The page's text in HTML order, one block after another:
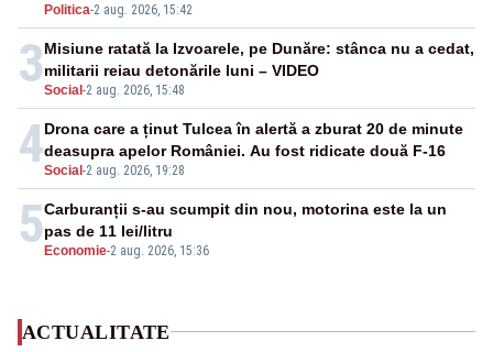
Politica-2 aug. 2026, 15:42
3Social-2 aug. 2026, 15:48
Misiune ratată la Izvoarele, pe Dunăre: stânca nu a cedat,
militarii reiau detonările luni – VIDEO
4Social-2 aug. 2026, 19:28
Drona care a ținut Tulcea în alertă a zburat 20 de minute
deasupra apelor României. Au fost ridicate două F-16
5Economie-2 aug. 2026, 15:36
Carburanții s-au scumpit din nou, motorina este la un
pas de 11 lei/litru
ACTUALITATE